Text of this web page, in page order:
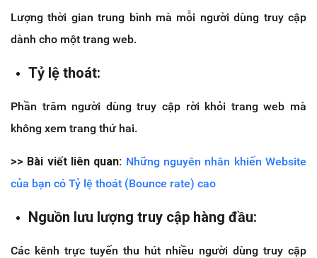
Lượng thời gian trung bình mà mỗi người dùng truy cập
dành cho một trang web.
Tỷ lệ thoát:
Phần trăm người dùng truy cập rời khỏi trang web mà
không xem trang thứ hai.
>> Bài viết liên quan: Những nguyên nhân khiến Website
của bạn có Tỷ lệ thoát (Bounce rate) cao
Nguồn lưu lượng truy cập hàng đầu:
Các kênh trực tuyến thu hút nhiều người dùng truy cập